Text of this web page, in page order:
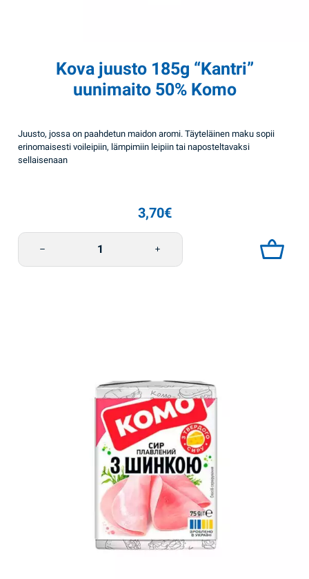
Kova juusto 185g “Kantri”
uunimaito 50% Komo
Juusto, jossa on paahdetun maidon aromi. Täyteläinen maku sopii
erinomaisesti voileipiin, lämpimiin leipiin tai naposteltavaksi
sellaisenaan
3,70€
Kova juusto 185g "Kantri" uunimaito 50% Komo määrä